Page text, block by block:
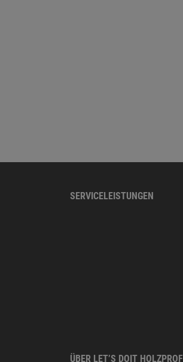
SERVICELEISTUNGEN
ÜBER LET’S DOIT HOLZPROFI